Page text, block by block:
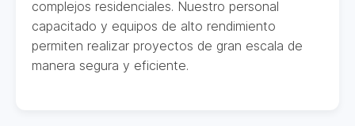
complejos residenciales. Nuestro personal
capacitado y equipos de alto rendimiento
permiten realizar proyectos de gran escala de
manera segura y eficiente.